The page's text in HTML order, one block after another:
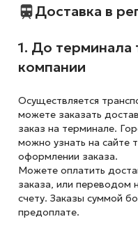
Доставка в
1. До терминала
компании
Осуществляется
можете заказать
заказ на терминале.
можно узнать на сайте
оформлении заказа.
Можете оплатить
заказа, или переводом
счету. Заказы суммой
предоплате.